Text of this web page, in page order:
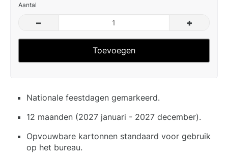
Aantal
– +
Toevoegen
Nationale feestdagen gemarkeerd.
12 maanden (2027 januari - 2027 december).
Opvouwbare kartonnen standaard voor gebruik
op het bureau.